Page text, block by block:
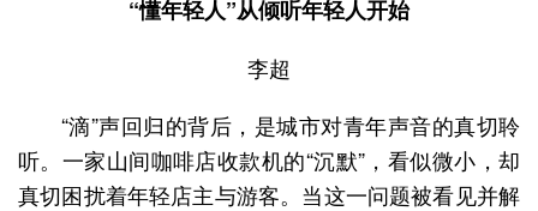
“懂年轻人”从倾听年轻人开始
李超
“滴”声回归的背后，是城市对青年声音的真切聆
听。一家山间咖啡店收款机的“沉默”，看似微小，却
真切困扰着年轻店主与游客。当这一问题被看见并解